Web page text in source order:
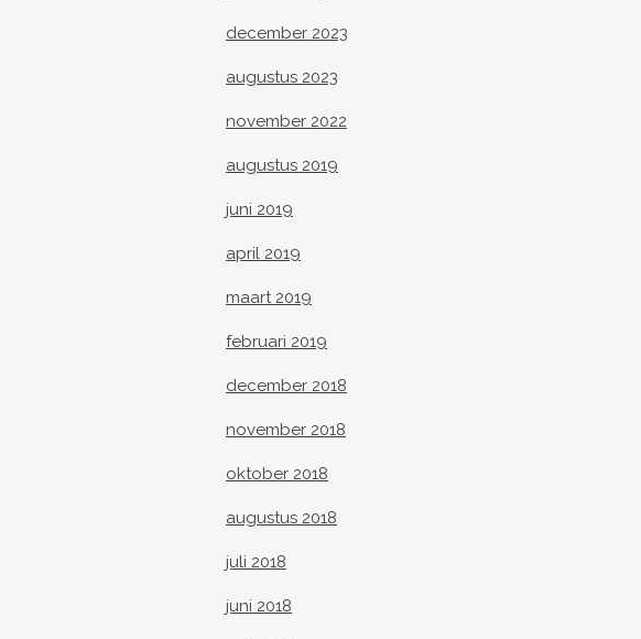
december 2023
augustus 2023
november 2022
augustus 2019
juni 2019
april 2019
maart 2019
februari 2019
december 2018
november 2018
oktober 2018
augustus 2018
juli 2018
juni 2018